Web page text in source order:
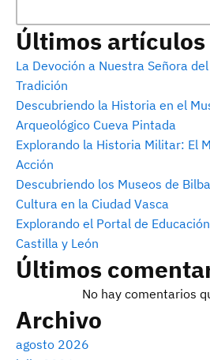
Últimos artículos
La Devoción a Nuestra Señora
Tradición
Descubriendo la Historia en el
Arqueológico Cueva Pintada
Explorando la Historia Militar: El
Acción
Descubriendo los Museos de
Cultura en la Ciudad Vasca
Explorando el Portal de
Castilla y León
Últimos
No hay comentarios
Archivo
agosto 2026